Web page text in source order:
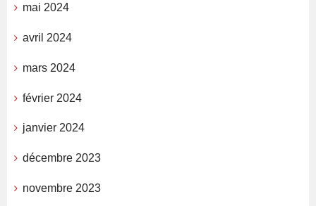
mai 2024
avril 2024
mars 2024
février 2024
janvier 2024
décembre 2023
novembre 2023